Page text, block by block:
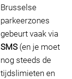
Brusselse
parkeerzones
gebeurt vaak via
SMS (en je moet
nog steeds de
tijdslimieten en